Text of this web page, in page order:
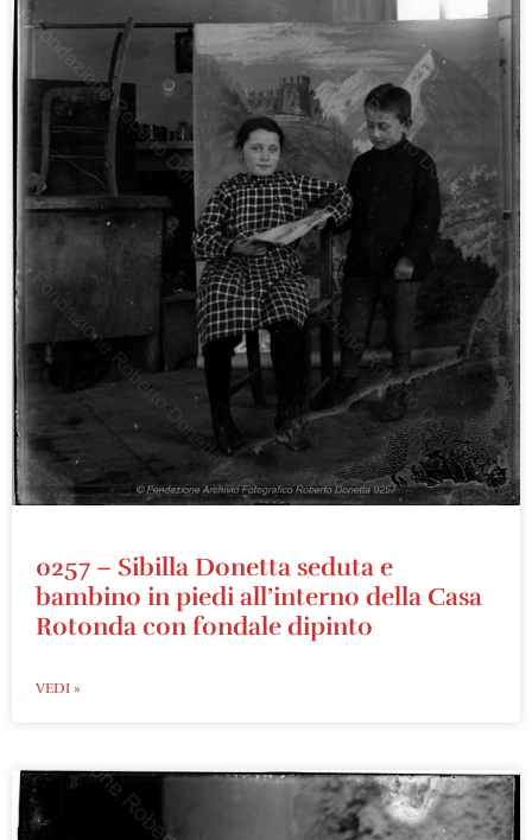
0257 – Sibilla Donetta seduta e
bambino in piedi all’interno della Casa
Rotonda con fondale dipinto
VEDI »